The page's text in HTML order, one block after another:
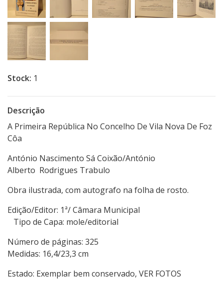
Stock: 1
Descrição
A Primeira República No Concelho De Vila Nova De Foz
Côa
António Nascimento Sá Coixão/António
Alberto Rodrigues Trabulo
Obra ilustrada, com autografo na folha de rosto.
Edição/Editor: 1ª/ Câmara Municipal
Tipo de Capa: mole/editorial
Número de páginas: 325
Medidas: 16,4/23,3 cm
Estado: Exemplar bem conservado, VER FOTOS